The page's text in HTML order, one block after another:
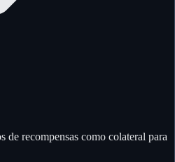
recompensas como colateral para